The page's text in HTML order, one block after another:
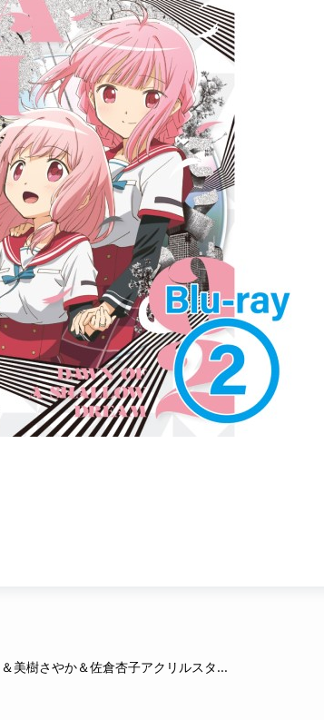
【発送開始のお知らせ】巴マミ＆美樹さやか＆佐倉杏子アクリルスタンド